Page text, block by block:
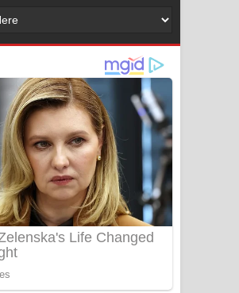
2026 football world cup song lyrics
අම්මා ගීතයේ පද පෙළ
Gemak Deela Song Lyrics - ගේමක් දීලා
ගීතයේ පද පෙළ
Niwuna Numba Hinda Song Lyrics -
නිවුනා නුඹ හින්දා ගීතයේ පද පෙළ
Numba Dun Aadare Song Lyrics - නුඹ